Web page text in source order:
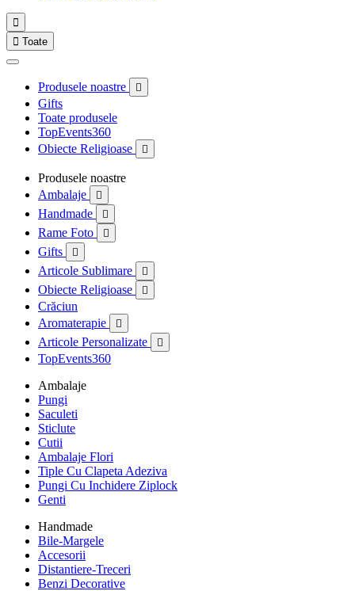

 Toate
Produsele noastre 
Gifts
Toate produsele
TopEvents360
Obiecte Religioase

Produsele noastre
Ambalaje

Handmade 
Rame Foto 
Gifts 
Articole Sublimare 
Obiecte Religioase 
Crăciun
Aromaterapie

Articole Personalizate 
TopEvents360
Ambalaje
Pungi
Saculeti
Sticlute
Cutii
Ambalaje Flori
Tiple Cu Clapeta Adeziva
Pungi Cu Inchidere Ziplock
Genti
Handmade
Bile-Margele
Accesorii
Distantiere-Treceri
Benzi Decorative